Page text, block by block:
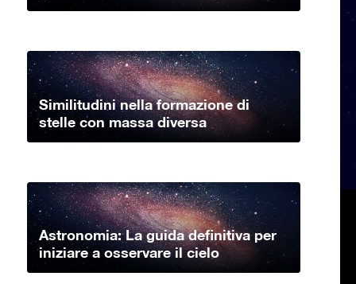
Similitudini nella formazione di
stelle con massa diversa
Astronomia: La guida definitiva per
iniziare a osservare il cielo